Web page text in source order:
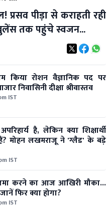
पीड़ा से कराहती रही
तक पहुंचे स्वजन...
किया रोशन वैज्ञानिक पद पर
निवासिनी दीक्षा श्रीवास्तव
IST
है, लेकिन क्या शिक्षार्थी
मोहन लखमराजू ने 'ग्लैड' के बड़े
IST
करने का आज आखिरी मौका...
फिर क्या होगा?
IST